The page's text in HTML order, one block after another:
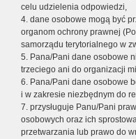
celu udzielenia odpowiedzi,
4. dane osobowe mogą być
organom ochrony prawnej
samorządu terytorialnego w
5. Pana/Pani dane osobowe
trzeciego ani do organizacji
6. Pana/Pani dane osobowe
i w zakresie niezbędnym do
7. przysługuje Panu/Pani
osobowych oraz ich
przetwarzania lub prawo do